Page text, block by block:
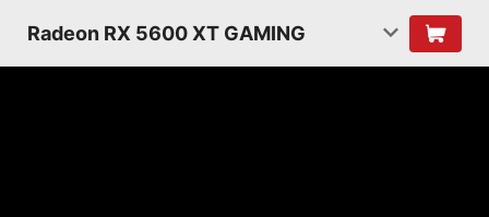
Radeon RX 5600 XT GAMING